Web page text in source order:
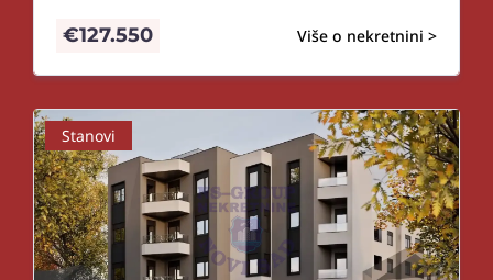
Više o nekretnini >
€127.550
Stanovi